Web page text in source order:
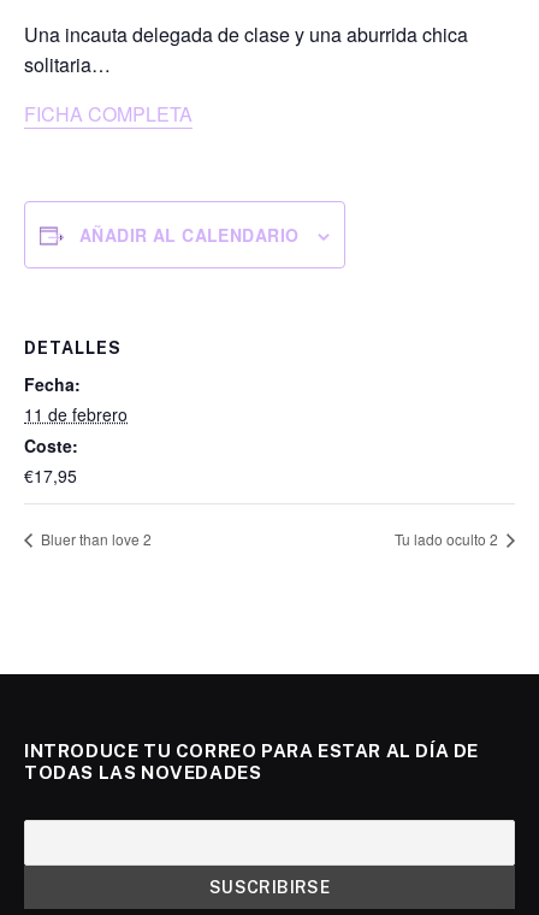
Una incauta delegada de clase y una aburrida chica
solitaria…
FICHA COMPLETA
AÑADIR AL CALENDARIO
DETALLES
Fecha:
11 de febrero
Coste:
€17,95
Bluer than love 2 Tu lado oculto 2
INTRODUCE TU CORREO PARA ESTAR AL DÍA DE
TODAS LAS NOVEDADES